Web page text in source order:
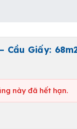
Cầu Giấy:
này đã hết hạn.